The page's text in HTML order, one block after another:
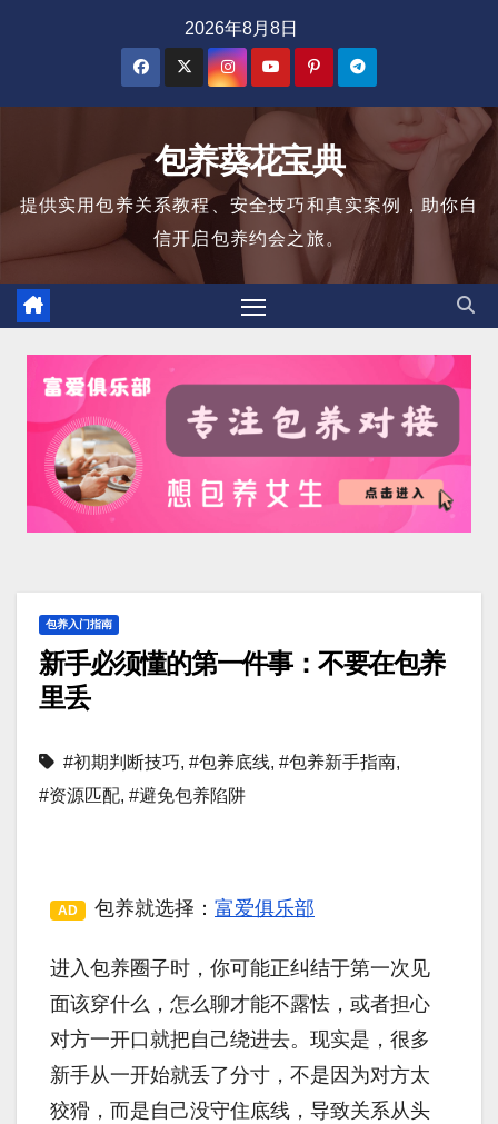
2026年8月8日
包养葵花宝典
提供实用包养关系教程、安全技巧和真实案例，助你自
信开启包养约会之旅。
包养入门指南
新手必须懂的第一件事：不要在包养
里丢
#初期判断技巧, #包养底线, #包养新手指南,
#资源匹配, #避免包养陷阱
AD 包养就选择： 富爱俱乐部
进入包养圈子时，你可能正纠结于第一次见
面该穿什么，怎么聊才能不露怯，或者担心
对方一开口就把自己绕进去。现实是，很多
新手从一开始就丢了分寸，不是因为对方太
狡猾，而是自己没守住底线，导致关系从头